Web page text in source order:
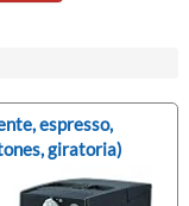
espresso,
giratoria)